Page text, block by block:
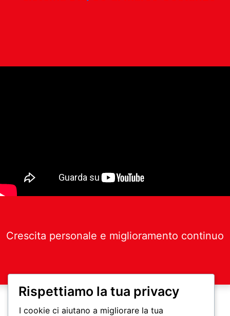
Crescita personale e miglioramento continuo
Rispettiamo la tua privacy
I cookie ci aiutano a migliorare la tua